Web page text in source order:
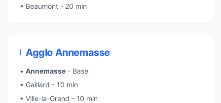
• Beaumont - 20 min
Agglo Annemasse
• Annemasse - Base
• Gaillard - 10 min
• Ville-la-Grand - 10 min